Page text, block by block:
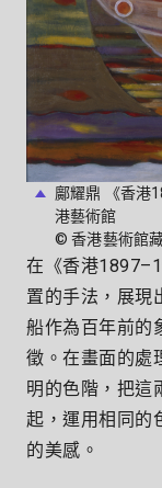
鄺耀鼎 《香港
港藝術館
© 香港藝術館
在《香港
置的手法，展現
船作為百年前的
徵。在畫面的處
明的色階，把這
起，運用相同的
的美感。